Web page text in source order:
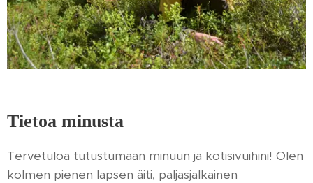
Tietoa minusta
Tervetuloa tutustumaan minuun ja kotisivuihini! Olen
kolmen pienen lapsen äiti, paljasjalkainen